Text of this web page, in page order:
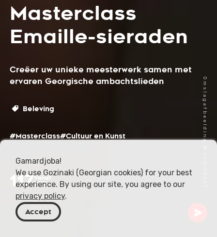
Masterclass
Emaille-sieraden
Creëer uw unieke meesterwerk samen met
ervaren Georgische ambachtslieden
Beleving
#Masterclass#Cultuur en Kunst
117Vanaf
USD Omslagafbeelding © სალონი37
Gamardjoba!
We use Gozinaki (Georgian cookies) for your best
experience. By using our site, you agree to our
privacy policy.
Accept